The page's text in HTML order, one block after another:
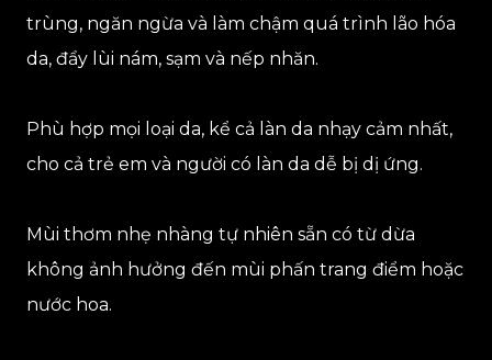
trùng, ngăn ngừa và làm chậm quá trình lão hóa
da, đẩy lùi nám, sạm và nếp nhăn.
Phù hợp mọi loại da, kể cả làn da nhạy cảm nhất,
cho cả trẻ em và người có làn da dễ bị dị ứng.
Mùi thơm nhẹ nhàng tự nhiên sẵn có từ dừa
không ảnh hưởng đến mùi phấn trang điểm hoặc
nước hoa.